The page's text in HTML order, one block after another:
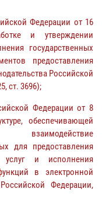
Федерации от 16
и утверждении
государственных
предоставления
Российской
ст. 3696);
Федерации от 8
обеспечивающей
взаимодействие
для предоставления
услуг и исполнения
в электронной
Федерации,